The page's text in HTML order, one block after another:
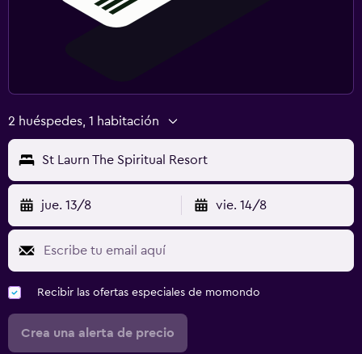
2 huéspedes, 1 habitación
St Laurn The Spiritual Resort
jue. 13/8 vie. 14/8
Recibir las ofertas especiales de momondo
Crea una alerta de precio